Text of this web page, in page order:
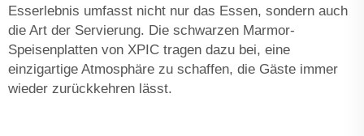
Esserlebnis umfasst nicht nur das Essen, sondern auch
die Art der Servierung. Die schwarzen Marmor-
Speisenplatten von XPIC tragen dazu bei, eine
einzigartige Atmosphäre zu schaffen, die Gäste immer
wieder zurückkehren lässt.